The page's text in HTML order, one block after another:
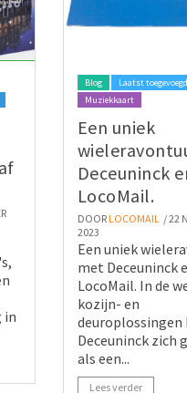
in
Blog
Laatst toegevoegd
Muziekkaart
Een uniek
Deceuninck
LocoMail.
DOOR LOCOMAIL / 22
2023
Een uniek
met Deceuninck
LocoMail. In de
kozijn- en
deuroplossingen
Deceuninck zich
als een...
Lees verder